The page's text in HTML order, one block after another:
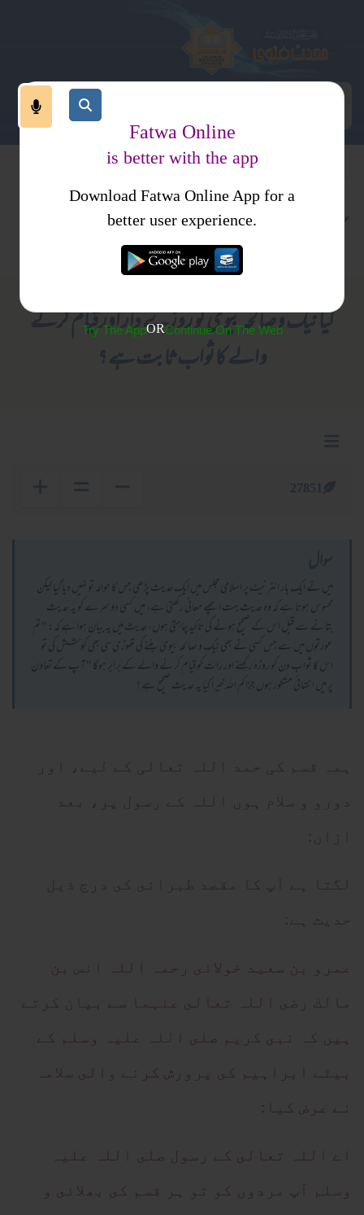
معاشرت
زوجین کے حقوق
کتب فتاوی
كيا نيك و صالحہ بيوى كو روزے دار اور قيام كرنے
والے كا ثواب ثابت ہے ؟
ميں نے ايك بار انٹرنيٹ پر اسلامى مجلس ميں ايك حديث پڑھى جس كا حوالہ تو نہيں ديا گيا ليكن
محسوس ہوتا ہے كہ وہ حديث بہت اچھے معانى ركھتى ہے، ميں كسى دوسرے كو يہ حديث
بتانے سے قبل اس كے صحيح ہونے كى تاكيد چاہتى ہوں، حديث ميں يہ بيان ہوا ہے كہ: " تم
عورتوں ميں سے جس كسى نے بھى نيك و صالحہ بيوى بننے كى تھوڑى سى بھى كوشش كى تو
اس كا ثواب دن كو روزہ ركھنے اور رات كو قيام كرنے والے كے برابر ہوگا " آپ كے تعاون
پر ميں انتہائى مشكور ہوں جزاكم اللہ خيرا كيا يہ حديث صحيح ہے ؟
ہمہ قسم کی حمد اللہ تعالی کے لیے، اور
دورو و سلام ہوں اللہ کے رسول پر، بعد
ازاں:
لگتا ہے آپ كا مقصد طبرانى كى درج ذيل
حديث ہے:
عمرو بن سعيد خولانى رحمہ اللہ انس بن
مالك رضى اللہ تعالى عنہما سے بيان كرتے
ہيں كہ نبى كريم صلى اللہ عليہ وسلم كے
بيٹے ابراہيم كى پرورش كرنے والى سلامہ
نے عرض كيا:
اے اللہ تعالى كے رسول صلى اللہ عليہ
وسلم آپ مردوں كو تو ہر قسم كى بھلائى و
Fatwa Online
is better with the app
Download Fatwa Online App for a
better user experience.
Try The AppORContinue On The Web